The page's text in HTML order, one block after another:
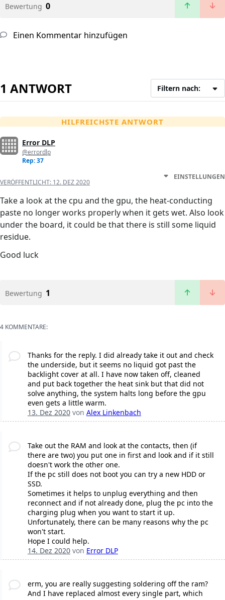
Bewertung 0
Einen Kommentar hinzufügen
1 ANTWORT Filtern nach:
HILFREICHSTE ANTWORT
Error DLP
@errordlp
Rep: 37
VERÖFFENTLICHT: 12. DEZ 2020
EINSTELLUNGEN
Take a look at the cpu and the gpu, the heat-conducting
paste no longer works properly when it gets wet. Also look
under the board, it could be that there is still some liquid
residue.
Good luck
Bewertung 1
4 KOMMENTARE:
Thanks for the reply. I did already take it out and check
the underside, but it seems no liquid got past the
backlight cover at all. I have now taken off, cleaned
and put back together the heat sink but that did not
solve anything, the system halts long before the gpu
even gets a little warm.
13. Dez 2020von Alex Linkenbach
Take out the RAM and look at the contacts, then (if
there are two) you put one in first and look and if it still
doesn't work the other one.
If the pc still does not boot you can try a new HDD or
SSD.
Sometimes it helps to unplug everything and then
reconnect and if not already done, plug the pc into the
charging plug when you want to start it up.
Unfortunately, there can be many reasons why the pc
won't start.
Hope I could help.
14. Dez 2020von Error DLP
erm, you are really suggesting soldering off the ram?
And I have replaced almost every single part, which